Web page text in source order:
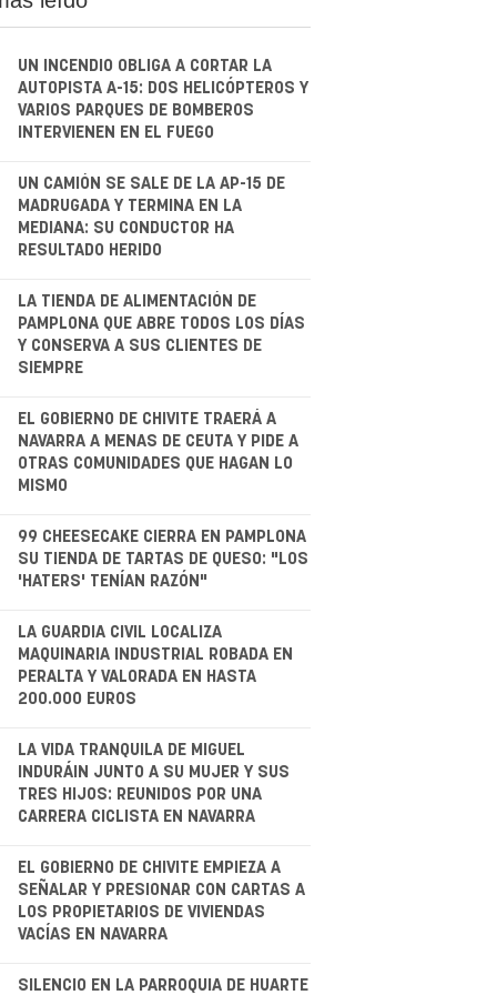
UN INCENDIO OBLIGA A CORTAR LA
AUTOPISTA A-15: DOS HELICÓPTEROS Y
VARIOS PARQUES DE BOMBEROS
INTERVIENEN EN EL FUEGO
UN CAMIÓN SE SALE DE LA AP-15 DE
MADRUGADA Y TERMINA EN LA
MEDIANA: SU CONDUCTOR HA
RESULTADO HERIDO
LA TIENDA DE ALIMENTACIÓN DE
PAMPLONA QUE ABRE TODOS LOS DÍAS
Y CONSERVA A SUS CLIENTES DE
SIEMPRE
EL GOBIERNO DE CHIVITE TRAERÁ A
NAVARRA A MENAS DE CEUTA Y PIDE A
OTRAS COMUNIDADES QUE HAGAN LO
MISMO
99 CHEESECAKE CIERRA EN PAMPLONA
SU TIENDA DE TARTAS DE QUESO: "LOS
'HATERS' TENÍAN RAZÓN"
LA GUARDIA CIVIL LOCALIZA
MAQUINARIA INDUSTRIAL ROBADA EN
PERALTA Y VALORADA EN HASTA
200.000 EUROS
LA VIDA TRANQUILA DE MIGUEL
INDURÁIN JUNTO A SU MUJER Y SUS
TRES HIJOS: REUNIDOS POR UNA
CARRERA CICLISTA EN NAVARRA
EL GOBIERNO DE CHIVITE EMPIEZA A
SEÑALAR Y PRESIONAR CON CARTAS A
LOS PROPIETARIOS DE VIVIENDAS
VACÍAS EN NAVARRA
SILENCIO EN LA PARROQUIA DE HUARTE